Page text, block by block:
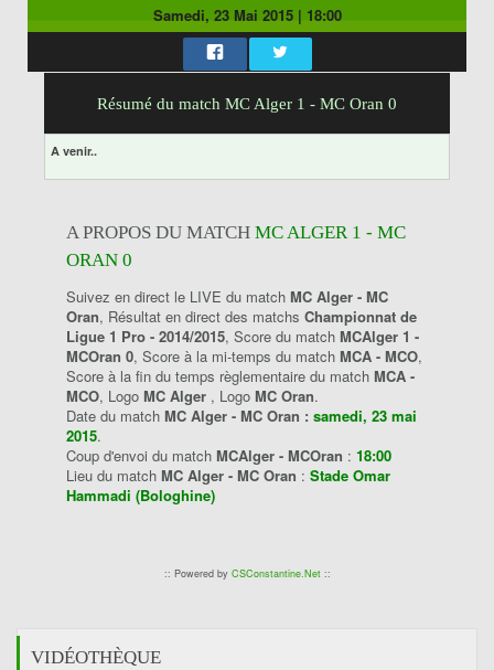
Samedi, 23 Mai 2015| 18:00
Résumé du match MC Alger 1 - MC Oran 0
A venir..
A PROPOS DU MATCH MC ALGER 1 - MC
ORAN 0
Suivez en direct le LIVE du match MC Alger - MC
Oran, Résultat en direct des matchs Championnat de
Ligue 1 Pro - 2014/2015, Score du match MCAlger 1 -
MCOran 0, Score à la mi-temps du match MCA - MCO,
Score à la fin du temps règlementaire du match MCA -
MCO, Logo MC Alger , Logo MC Oran.
Date du match MC Alger - MC Oran : samedi, 23 mai
2015.
Coup d'envoi du match MCAlger - MCOran : 18:00
Lieu du match MC Alger - MC Oran : Stade Omar
Hammadi (Bologhine)
:: Powered by CSConstantine.Net::
VIDÉOTHÈQUE